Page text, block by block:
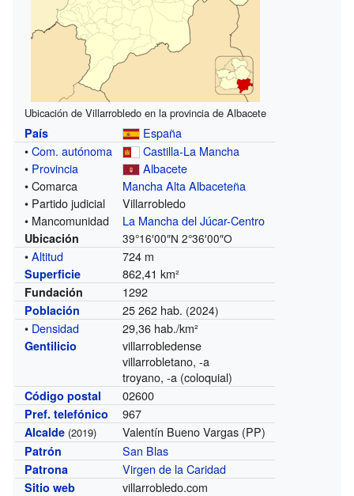
Ubicación de Villarrobledo en la provincia de Albacete
País
España
•Com. autónoma
Castilla-La Mancha
• Provincia
Albacete
• Comarca
Mancha Alta Albaceteña
• Partido judicial
Villarrobledo
• Mancomunidad
La Mancha del Júcar-Centro
Ubicación 39°16′00″N 2°36′00″O
•Altitud 724 m
Superficie 862,41 km²
Fundación 1292
Población 25 262 hab. (2024)
• Densidad 29,36 hab./km²
Gentilicio
villarrobledense
villarrobletano, -a
troyano, -a (coloquial)
Código postal 02600
Pref. telefónico 967
Alcalde (2019) Valentín Bueno Vargas (PP)
Patrón San Blas
Patrona Virgen de la Caridad
Sitio web villarrobledo.com